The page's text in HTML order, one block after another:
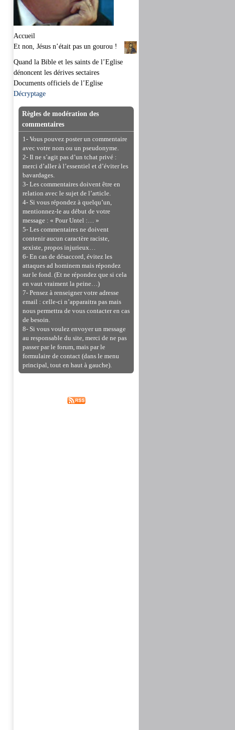
Accueil
Et non, Jésus n’était pas un gourou !
Quand la Bible et les saints de l’Eglise
dénoncent les dérives sectaires
Documents officiels de l’Eglise
Décryptage
Règles de modération des
commentaires
1- Vous pouvez poster un commentaire
avec votre nom ou un pseudonyme.
2- Il ne s’agit pas d’un tchat privé :
merci d’aller à l’essentiel et d’éviter les
bavardages.
3- Les commentaires doivent être en
relation avec le sujet de l’article.
4- Si vous répondez à quelqu’un,
mentionnez-le au début de votre
message : « Pour Untel :… »
5- Les commentaires ne doivent
contenir aucun caractère raciste,
sexiste, propos injurieux…
6- En cas de désaccord, évitez les
attaques ad hominem mais répondez
sur le fond. (Et ne répondez que si cela
en vaut vraiment la peine…)
7- Pensez à renseigner votre adresse
email : celle-ci n’apparaitra pas mais
nous permettra de vous contacter en cas
de besoin.
8- Si vous voulez envoyer un message
au responsable du site, merci de ne pas
passer par le forum, mais par le
formulaire de contact (dans le menu
principal, tout en haut à gauche).